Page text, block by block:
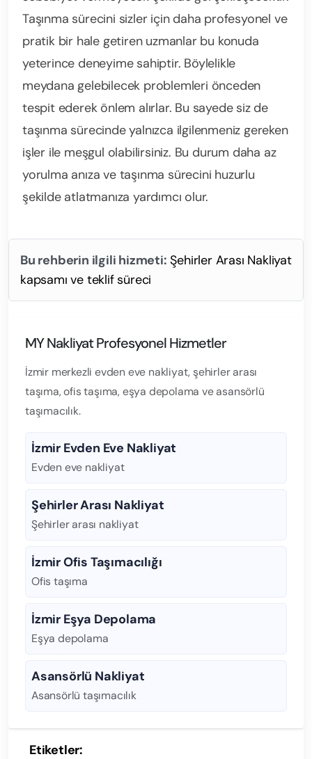
Taşınma sürecini sizler için daha profesyonel ve
pratik bir hale getiren uzmanlar bu konuda
yeterince deneyime sahiptir. Böylelikle
meydana gelebilecek problemleri önceden
tespit ederek önlem alırlar. Bu sayede siz de
taşınma sürecinde yalnızca ilgilenmeniz gereken
işler ile meşgul olabilirsiniz. Bu durum daha az
yorulma anıza ve taşınma sürecini huzurlu
şekilde atlatmanıza yardımcı olur.
Bu rehberin ilgili hizmeti: Şehirler Arası Nakliyat
kapsamı ve teklif süreci
MY Nakliyat Profesyonel Hizmetler
İzmir merkezli evden eve nakliyat, şehirler arası
taşıma, ofis taşıma, eşya depolama ve asansörlü
taşımacılık.
İzmir Evden Eve Nakliyat
Evden eve nakliyat
Şehirler Arası Nakliyat
Şehirler arası nakliyat
İzmir Ofis Taşımacılığı
Ofis taşıma
İzmir Eşya Depolama
Eşya depolama
Asansörlü Nakliyat
Asansörlü taşımacılık
Etiketler: